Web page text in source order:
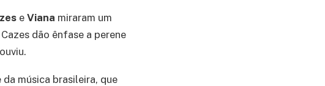
e Viana miraram um
dão ênfase a perene
música brasileira, que